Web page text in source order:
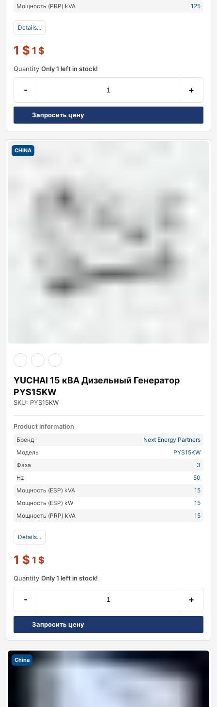
Мощность (PRP) kVA
125
Details...
1 $ 1 $
Quantity Only 1 left in stock!
- +
Запросить цену
CHINA
YUCHAI 15 кВА Дизельный Генератор
PYS15KW
SKU: PYS15KW
Product information
Бренд
Next Energy Partners
Модель
PYS15KW
Фаза
3
Hz
50
Мощность (ESP) kVA
15
Мощность (ESP) kW
15
Мощность (PRP) kVA
15
Details...
1 $ 1 $
Quantity Only 1 left in stock!
- +
Запросить цену
China